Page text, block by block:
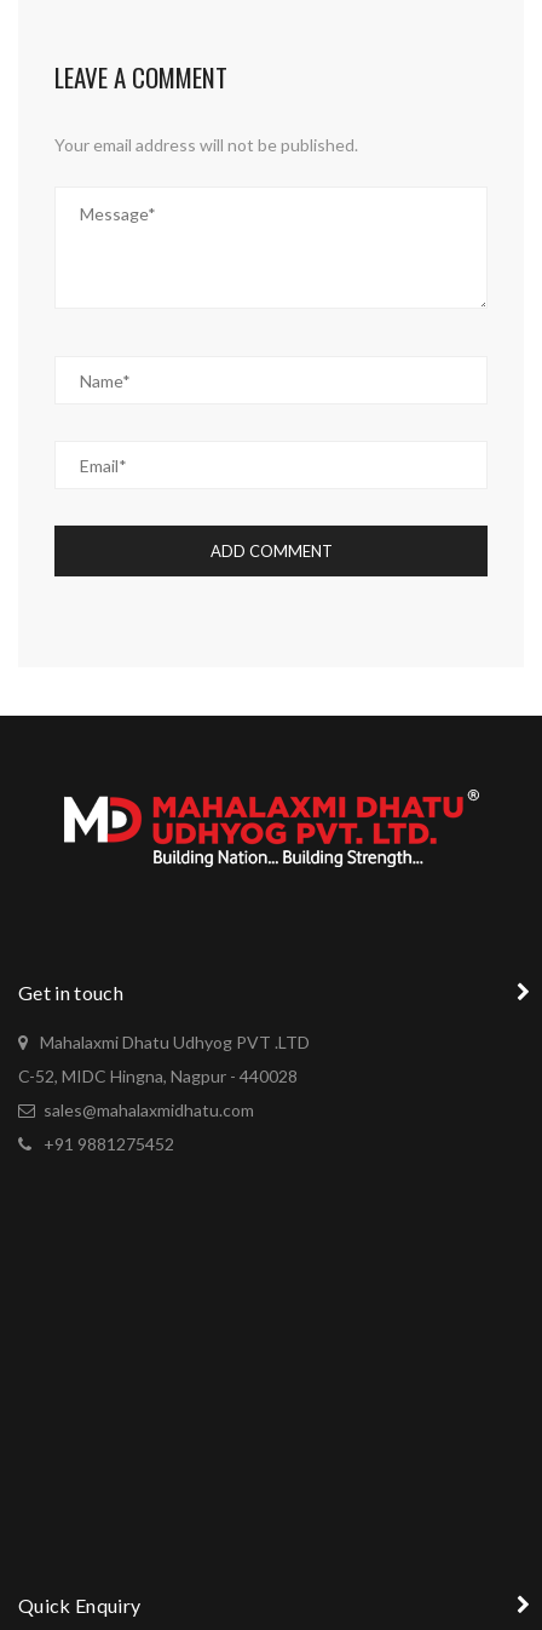
LEAVE A COMMENT
Your email address will not be published.
Get in touch
Mahalaxmi Dhatu Udhyog PVT .LTD
C-52, MIDC Hingna, Nagpur - 440028
sales@mahalaxmidhatu.com
+91 9881275452
Quick Enquiry